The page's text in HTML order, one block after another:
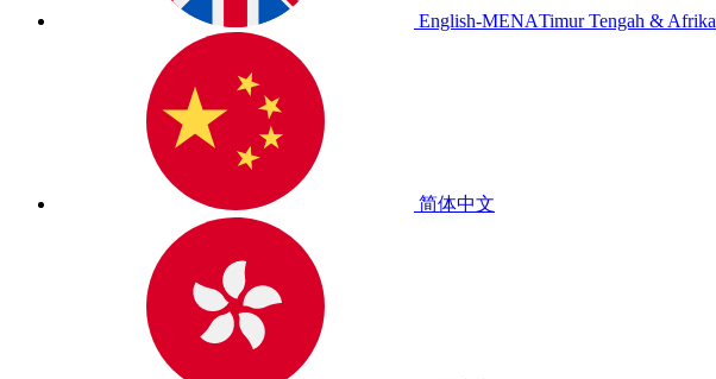
English-MENATimur Tengah & Afrika
简体中文